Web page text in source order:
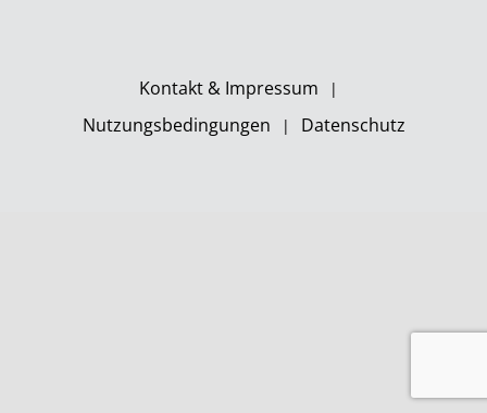
Kontakt & Impressum
Nutzungsbedingungen
Datenschutz